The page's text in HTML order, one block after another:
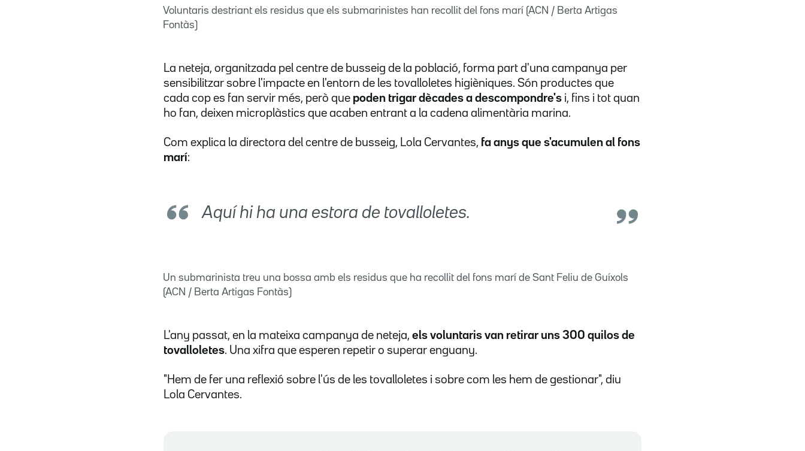
Voluntaris destriant els residus que els submarinistes han recollit del fons marí (ACN / Berta Artigas
Fontàs)
La neteja, organitzada pel centre de busseig de la població, forma part d'una campanya per
sensibilitzar sobre l'impacte en l'entorn de les tovalloletes higièniques. Són productes que
cada cop es fan servir més, però que poden trigar dècades a descompondre's i, fins i tot quan
ho fan, deixen microplàstics que acaben entrant a la cadena alimentària marina.
Com explica la directora del centre de busseig, Lola Cervantes, fa anys que s'acumulen al fons
marí:
Aquí hi ha una estora de tovalloletes.
Un submarinista treu una bossa amb els residus que ha recollit del fons marí de Sant Feliu de Guíxols
(ACN / Berta Artigas Fontàs)
L'any passat, en la mateixa campanya de neteja, els voluntaris van retirar uns 300 quilos de
tovalloletes. Una xifra que esperen repetir o superar enguany.
"Hem de fer una reflexió sobre l'ús de les tovalloletes i sobre com les hem de gestionar", diu
Lola Cervantes.